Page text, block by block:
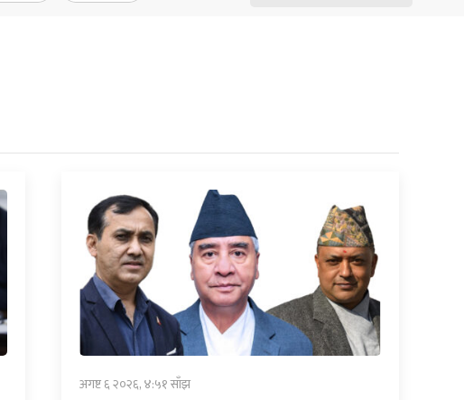
अगष्ट ६ २०२६, ४:५१ साँझ